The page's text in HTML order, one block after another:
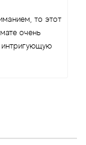
то этот
очень
интригующую